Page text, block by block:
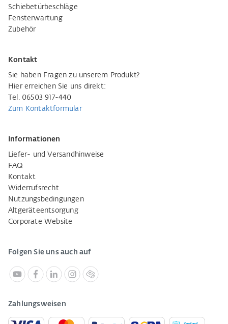
Schiebetürbeschläge
Fensterwartung
Zubehör
Kontakt
Sie haben Fragen zu unserem Produkt?
Hier erreichen Sie uns direkt:
Tel. 06503 917-440
Zum Kontaktformular
Informationen
Liefer- und Versandhinweise
FAQ
Kontakt
Widerrufsrecht
Nutzungsbedingungen
Altgeräteentsorgung
Corporate Website
Folgen Sie uns auch auf
Zahlungsweisen